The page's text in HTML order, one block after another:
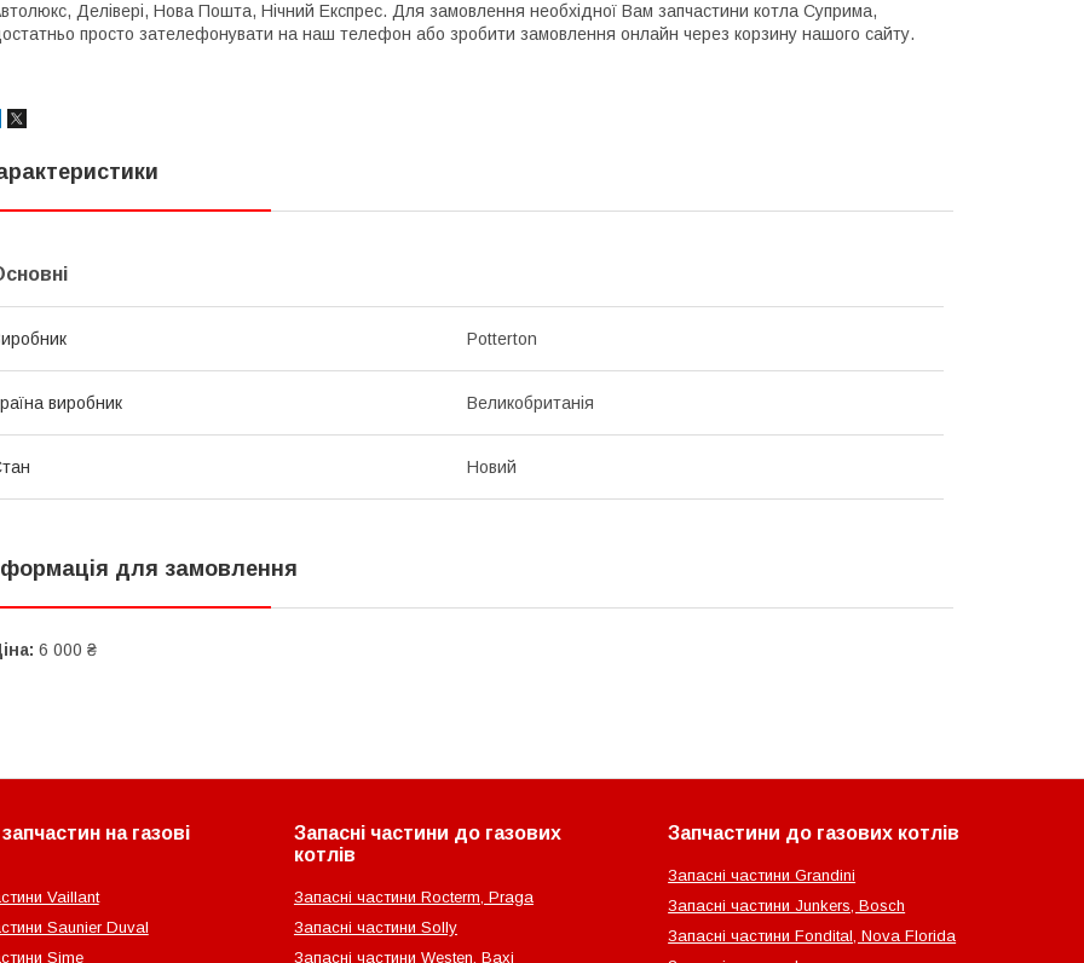
Делівері, Нова Пошта, Нічний Експрес. Для замовлення необхідної Вам запчастини котла Суприма,
просто зателефонувати на наш телефон або зробити замовлення онлайн через корзину нашого сайту.
Potterton
виробник Великобританія
Новий
для замовлення
6 000 ₴
на газові
Vaillant
Saunier Duval
Sime
Запасні частини до газових
котлів
Запасні частини Rocterm, Praga
Запасні частини Solly
Запасні частини Westen, Baxi
Запчастини до газових котлів
Запасні частини Grandini
Запасні частини Junkers, Bosch
Запасні частини Fondital, Nova Florida